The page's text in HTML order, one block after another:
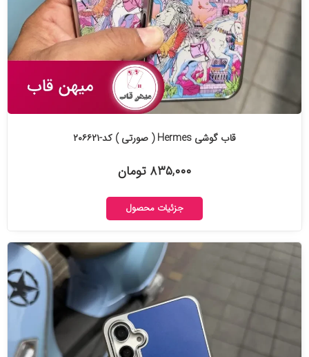
قاب گوشی Hermes ( صورتی ) کد-۲۰۶۶۲۱
۸۳۵,۰۰۰ تومان
جزئیات محصول